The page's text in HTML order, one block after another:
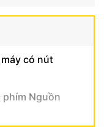
có nút
phím Nguồn